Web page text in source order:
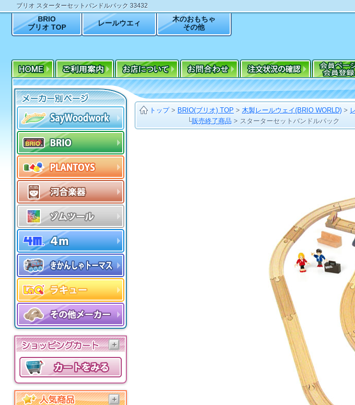
ブリオ スターターセットバンドルパック 33432
BRIO
ブリオ TOP
レールウエィ
木のおもちゃ
その他
+
+
トップ> BRIO(ブリオ) TOP > 木製レールウェイ(BRIO WORLD) >
└販売終了商品 > スターターセットバンドルパック